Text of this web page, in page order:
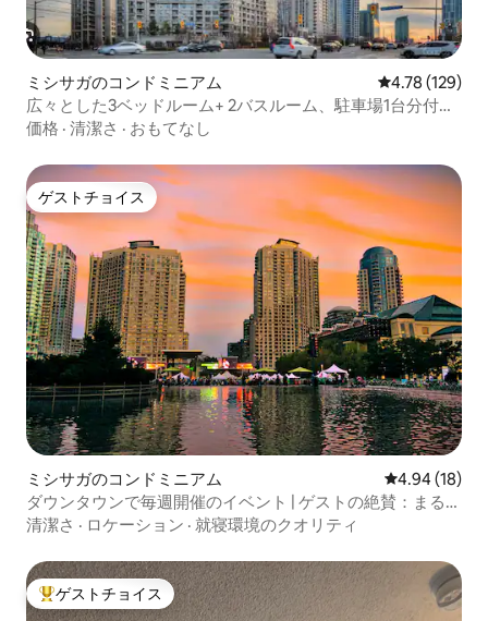
ミシサガのコンドミニアム レビュー129
4.78 (129)
広々とした3ベッドルーム+ 2バスルーム、駐車場1台分付
き！素晴らしい景色！
価格 · 清潔さ · おもてなし
ゲストチョイス
ゲストチョイス
ミシサガのコンドミニアム レビュー18
4.94 (18)
ダウンタウンで毎週開催のイベント | ゲストの絶賛：まるで
自分の家のよう
清潔さ · ロケーション · 就寝環境のクオリティ
大好評のゲストチョイスです。
ゲストチョイス